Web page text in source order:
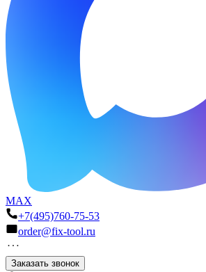
MAX
+7(495)760-75-53
order@fix-tool.ru
Заказать звонок